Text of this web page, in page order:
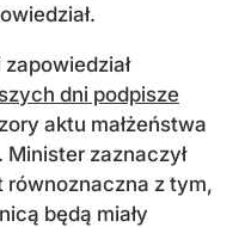
dni podpisze
aktu małżeństwa
zaznaczył
równoznaczna z tym,
będą miały